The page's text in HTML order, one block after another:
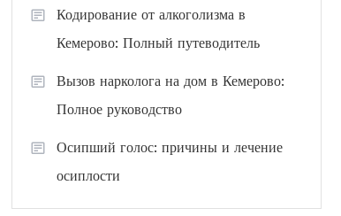
Кодирование от алкоголизма в
Кемерово: Полный путеводитель
Вызов нарколога на дом в Кемерово:
Полное руководство
Осипший голос: причины и лечение
осиплости